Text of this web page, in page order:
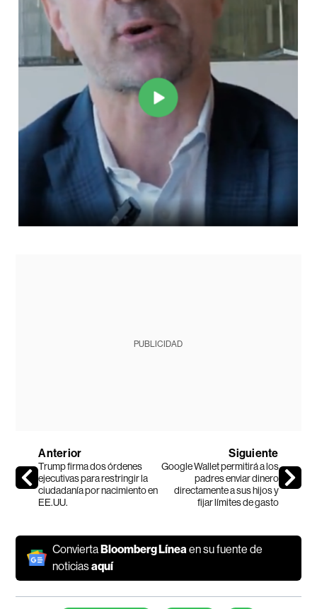
PUBLICIDAD
Anterior
Trump firma dos órdenes
ejecutivas para restringir la
ciudadanía por nacimiento en
EE.UU.
Siguiente
Google Wallet permitirá a los
padres enviar dinero
directamente a sus hijos y
fijar límites de gasto
ConviertaBloomberg Línea en su fuente de
noticiasaquí